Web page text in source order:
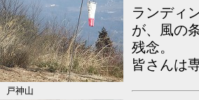
ランディ
が、風の
残念。
皆さんは
戸神山